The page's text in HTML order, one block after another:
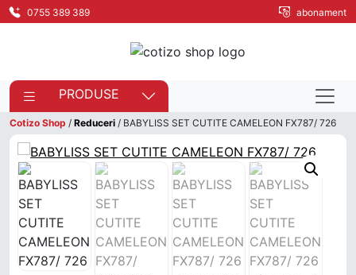
0755 389 389 abonament
PRODUSE
Cotizo Shop / Reduceri / BABYLISS SET CUTITE CAMELEON FX787/ 726